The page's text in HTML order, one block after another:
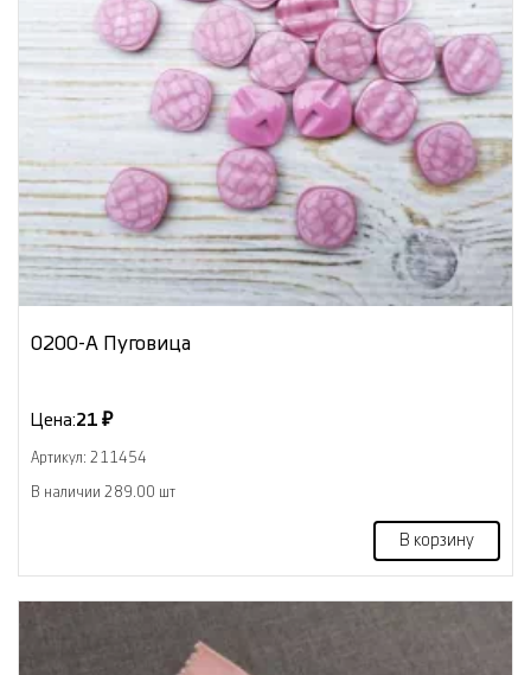
0200-А Пуговица
Цена:21 ₽
Артикул: 211454
В наличии 289.00 шт
В корзину